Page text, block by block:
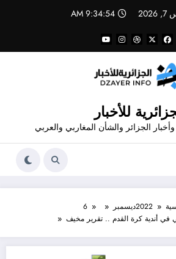
9:34:54 AM
للأخبار
الجزائر والشأن المغاربي والعربي
2022ديسمبر
6
في أندية كرة القدم .. تقرير مخيف